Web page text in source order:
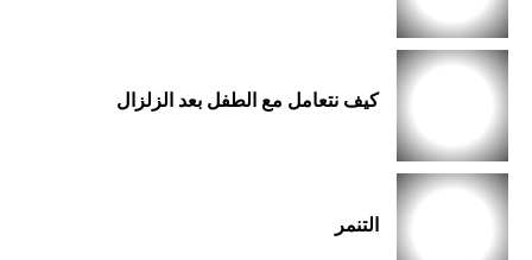
كيف نتعامل مع الطفل بعد الزلزال
التنمر